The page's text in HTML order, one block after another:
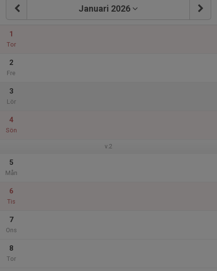
Januari 2026
1
Tor
2
Fre
3
Lör
4
Sön
v.2
5
Mån
6
Tis
7
Ons
8
Tor